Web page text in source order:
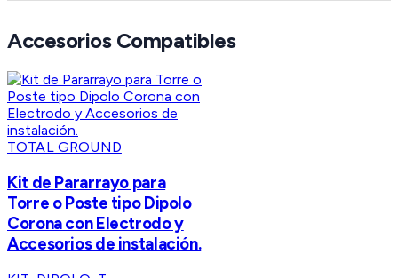
Accesorios Compatibles
TOTAL GROUND
Kit de Pararrayo para
Torre o Poste tipo Dipolo
Corona con Electrodo y
Accesorios de instalación.